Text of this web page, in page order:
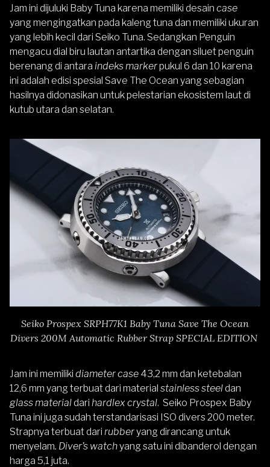
Jam ini dijuluki Baby Tuna karena memiliki desain case
yang mengingatkan pada kaleng tuna dan memiliki ukuran
yang lebih kecil dari Seiko Tuna. Sedangkan Penguin
mengacu dial biru lautan antartika dengan siluet penguin
berenang di antara indeks markerpukul 6 dan 10 karena
ini adalah edisi spesial Save The Ocean yang sebagian
hasilnya didonasikan untuk pelestarian ekosistem laut di
kutub utara dan selatan.
Seiko Prospex SRPH77K1 Baby Tuna Save The Ocean
Divers 200M Automatic Rubber Strap SPECIAL EDITION
Jam ini memiliki diameter case 43,2 mm dan ketebalan
12,6 mm yang terbuat dari material stainless steeldan
glass materialdari hardlex crystal. Seiko Prospex Baby
Tuna ini juga sudah terstandarisasi ISO divers 200 meter.
Strapnya terbuat dari rubberyang dirancang untuk
menyelam. Diver’s watchyang satu ini dibanderol dengan
harga 5,1 juta.